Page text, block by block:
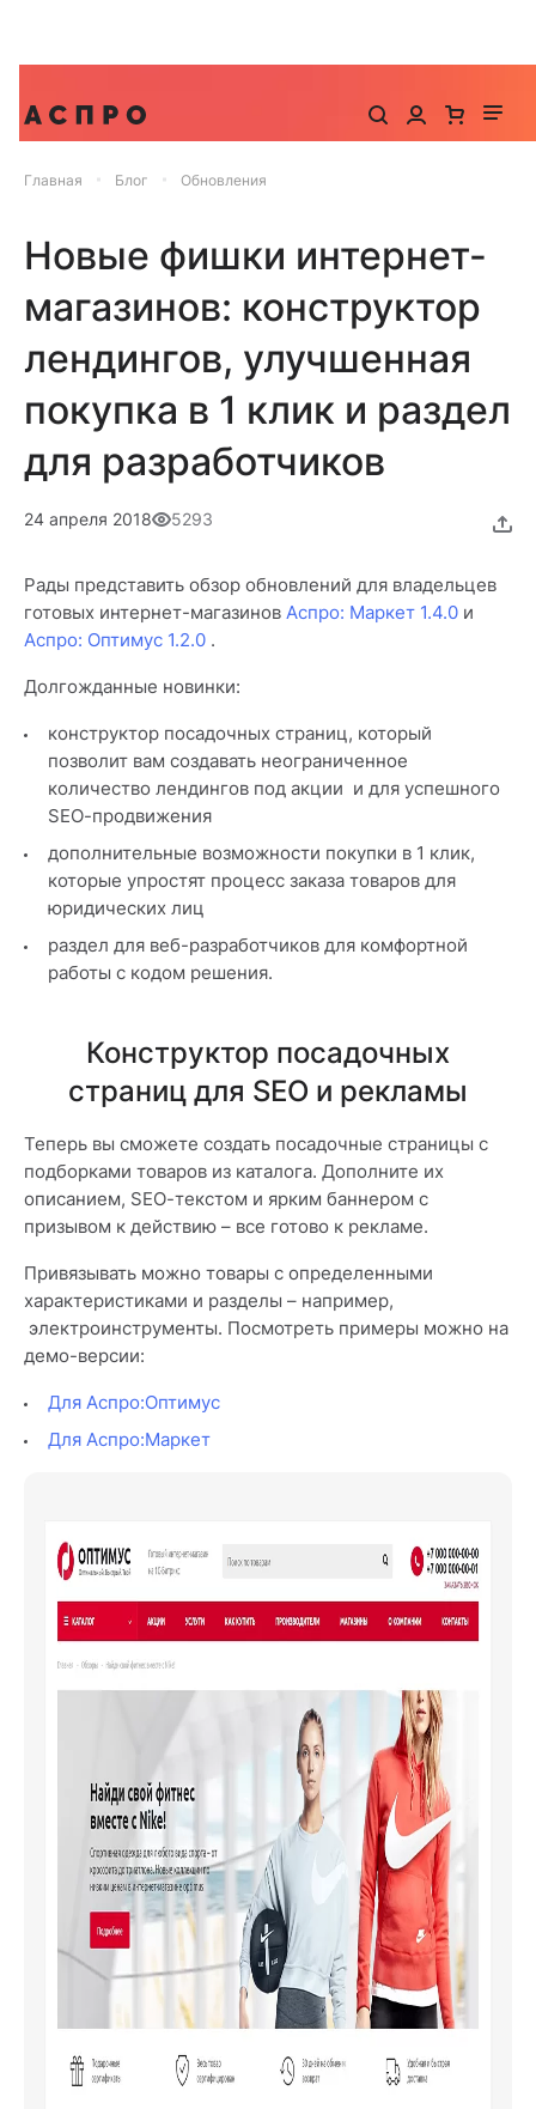
Главная Блог Обновления
Новые фишки интернет-
магазинов: конструктор
лендингов, улучшенная
покупка в 1 клик и раздел
для разработчиков
24 апреля 2018 5293
Рады представить обзор обновлений для владельцев
готовых интернет-магазинов Аспро: Маркет 1.4.0 и
Аспро: Оптимус 1.2.0 .
Долгожданные новинки:
конструктор посадочных страниц, который
позволит вам создавать неограниченное
количество лендингов под акции и для успешного
SEO-продвижения
дополнительные возможности покупки в 1 клик,
которые упростят процесс заказа товаров для
юридических лиц
раздел для веб-разработчиков для комфортной
работы с кодом решения.
Конструктор посадочных
страниц для SEO и рекламы
Теперь вы сможете создать посадочные страницы с
подборками товаров из каталога. Дополните их
описанием, SEO-текстом и ярким баннером с
призывом к действию – все готово к рекламе.
Привязывать можно товары с определенными
характеристиками и разделы – например,
электроинструменты. Посмотреть примеры можно на
демо-версии:
Для Аспро:Оптимус
Для Аспро:Маркет